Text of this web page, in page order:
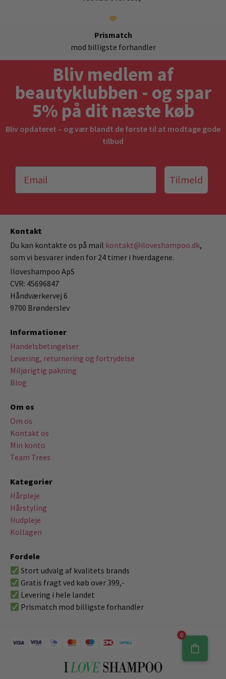
Prismatch
mod billigste forhandler
Bliv medlem af
beautyklubben - og spar
5% på dit næste køb
Bliv opdateret – og vær blandt de første til at modtage gode
tilbud
Tilmeld
Kontakt
Du kan kontakte os på mail kontakt@iloveshampoo.dk,
som vi besvarer inden for 24 timer i hverdagene.
Iloveshampoo ApS
CVR: 45696847
Håndværkervej 6
9700 Brønderslev
Informationer
Handelsbetingelser
Levering, returnering og fortrydelse
Miljørigtig pakning
Blog
Om os
Om os
Kontakt os
Min konto
Team Trees
Kategorier
Hårpleje
Hårstyling
Hudpleje
Kollagen
Fordele
Stort udvalg af kvalitets brands
Gratis fragt ved køb over 399,-
Levering i hele landet
Prismatch mod billigste forhandler
0